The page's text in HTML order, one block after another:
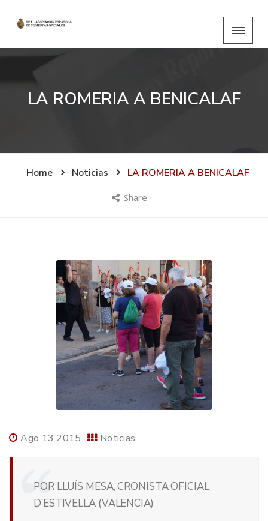
LA ROMERIA A BENICALAF
Home Noticias LA ROMERIA A BENICALAF
Share
Ago 13 2015 Noticias
POR LLUÍS MESA, CRONISTA OFICIAL
D’ESTIVELLA (VALENCIA)